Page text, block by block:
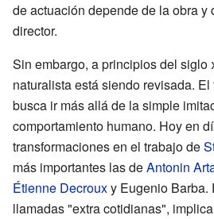
de actuación depende de la obra
director.
Sin embargo, a principios del siglo
naturalista está siendo revisada.
busca ir más allá de la simple
comportamiento humano. Hoy en
transformaciones en el trabajo de
más importantes las deAntonin
Étienne Decrouxy Eugenio Barba.
llamadas "extra cotidianas",